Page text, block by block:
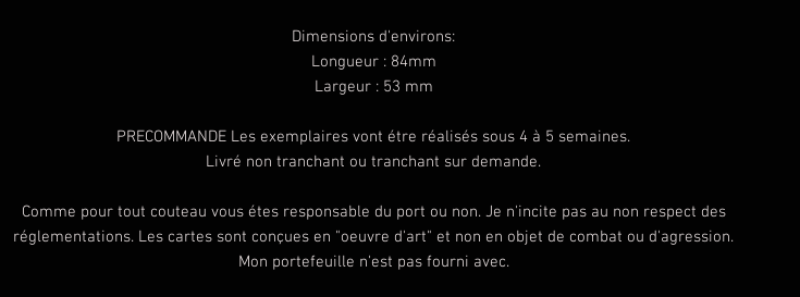
Dimensions d'environs:
Longueur : 84mm
Largeur : 53 mm
PRECOMMANDE Les exemplaires vont étre réalisés sous 4 à 5 semaines.
Livré non tranchant ou tranchant sur demande.
Comme pour tout couteau vous étes responsable du port ou non. Je n'incite pas au non respect des
réglementations. Les cartes sont conçues en "oeuvre d'art" et non en objet de combat ou d'agression.
Mon portefeuille n'est pas fourni avec.